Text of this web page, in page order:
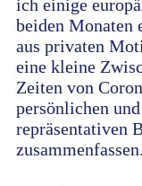
ich einige
beiden Monaten
aus privaten
eine kleine
Zeiten von
persönlichen
repräsentativen
zusammenfassen.